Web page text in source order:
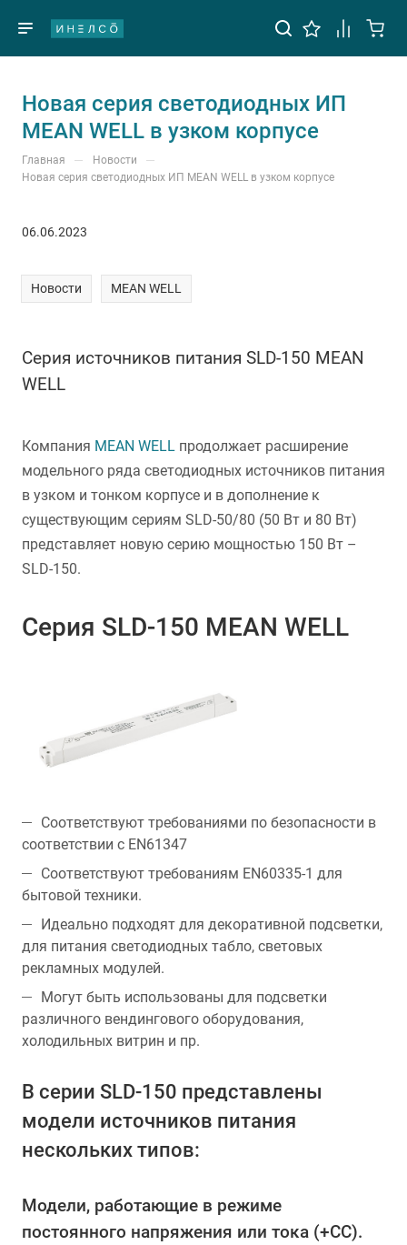
Новая серия светодиодных ИП
MEAN WELL в узком корпусе
Главная — Новости —
Новая серия светодиодных ИП MEAN WELL в узком корпусе
06.06.2023
Новости MEAN WELL
Серия источников питания SLD-150 MEAN
WELL
Компания MEAN WELL продолжает расширение
модельного ряда светодиодных источников питания
в узком и тонком корпусе и в дополнение к
существующим сериям SLD-50/80 (50 Вт и 80 Вт)
представляет новую серию мощностью 150 Вт –
SLD-150.
Серия SLD-150 MEAN WELL
Соответствуют требованиями по безопасности в
соответствии с EN61347
Соответствуют требованиям EN60335-1 для
бытовой техники.
Идеально подходят для декоративной подсветки,
для питания светодиодных табло, световых
рекламных модулей.
Могут быть использованы для подсветки
различного вендингового оборудования,
холодильных витрин и пр.
В серии SLD-150 представлены
модели источников питания
нескольких типов:
Модели, работающие в режиме
постоянного напряжения или тока (+CC).